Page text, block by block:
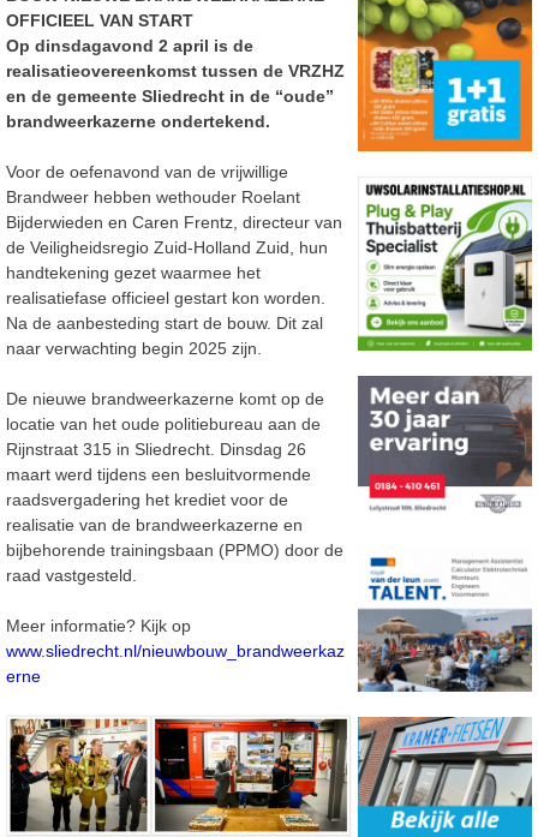
OFFICIEEL VAN START
Op dinsdagavond 2 april is de
realisatieovereenkomst tussen de VRZHZ
en de gemeente Sliedrecht in de “oude”
brandweerkazerne ondertekend.
Voor de oefenavond van de vrijwillige
Brandweer hebben wethouder Roelant
Bijderwieden en Caren Frentz, directeur van
de Veiligheidsregio Zuid-Holland Zuid, hun
handtekening gezet waarmee het
realisatiefase officieel gestart kon worden.
Na de aanbesteding start de bouw. Dit zal
naar verwachting begin 2025 zijn.
De nieuwe brandweerkazerne komt op de
locatie van het oude politiebureau aan de
Rijnstraat 315 in Sliedrecht. Dinsdag 26
maart werd tijdens een besluitvormende
raadsvergadering het krediet voor de
realisatie van de brandweerkazerne en
bijbehorende trainingsbaan (PPMO) door de
raad vastgesteld.
Meer informatie? Kijk op
www.sliedrecht.nl/nieuwbouw_brandweerkaz
erne